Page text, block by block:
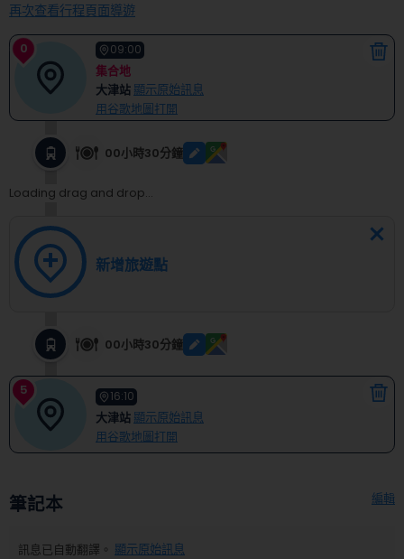
the
keyboard
shortcuts
for
changing
dates.
再次查看行程頁面導遊
0 09:00
集合地
大津站 顯示原始訊息
用谷歌地圖打開
00小時30分鐘
Loading drag and drop...
新增旅遊點
00小時30分鐘
5 16:10
大津站 顯示原始訊息
用谷歌地圖打開
筆記本 編輯
訊息已自動翻譯。 顯示原始訊息